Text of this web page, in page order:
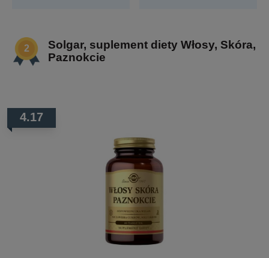
Solgar, suplement diety Włosy, Skóra,
Paznokcie
4.17